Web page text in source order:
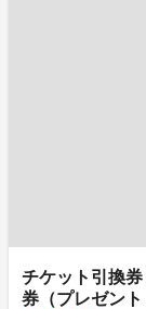
チケット引換
券（プレゼン